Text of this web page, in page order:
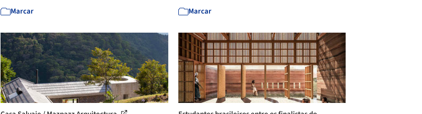
Marcar Marcar